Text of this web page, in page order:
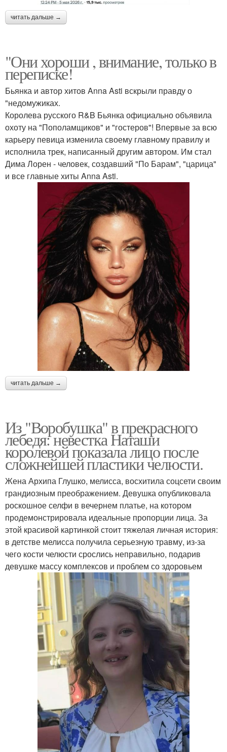
читать дальше →
"Они хороши , внимание, только в
переписке!
Бьянка и автор хитов Anna Asti вскрыли правду о
"недомужиках.
Королева русского R&B Бьянка официально объявила
охоту на "Пополамщиков" и "гостеров"! Впервые за всю
карьеру певица изменила своему главному правилу и
исполнила трек, написанный другим автором. Им стал
Дима Лорен - человек, создавший "По Барам", "царица"
и все главные хиты Anna Asti.
читать дальше →
Из "Воробушка" в прекрасного
лебедя: невестка Наташи
королевой показала лицо после
сложнейшей пластики челюсти.
Жена Архипа Глушко, мелисса, восхитила соцсети своим
грандиозным преображением. Девушка опубликовала
роскошное селфи в вечернем платье, на котором
продемонстрировала идеальные пропорции лица. За
этой красивой картинкой стоит тяжелая личная история:
в детстве мелисса получила серьезную травму, из-за
чего кости челюсти срослись неправильно, подарив
девушке массу комплексов и проблем со здоровьем